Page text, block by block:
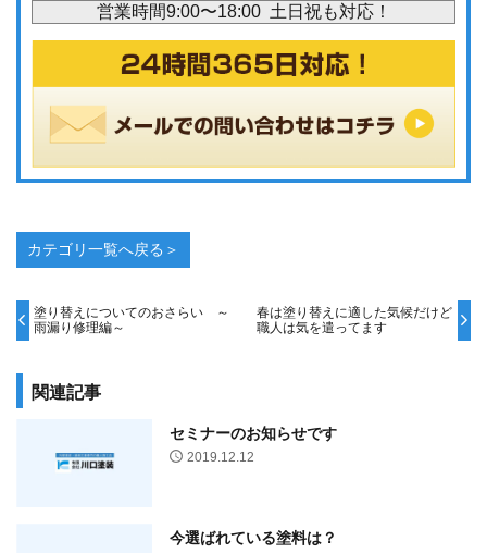
営業時間9:00〜18:00 土日祝も対応！
カテゴリ一覧へ戻る＞
塗り替えについてのおさらい ～
雨漏り修理編～
春は塗り替えに適した気候だけど
職人は気を遣ってます
関連記事
セミナーのお知らせです
2019.12.12
今選ばれている塗料は？